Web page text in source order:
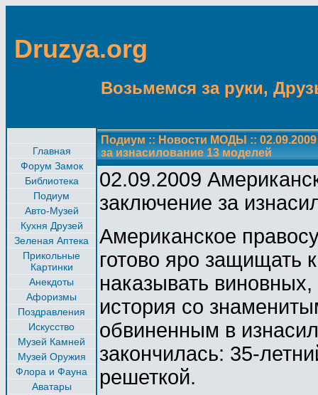
Druzya.org
Возьмемся за руки,
Главная
Форум Замок
Библиотека
Подиум
Авто-Музей
Кухня Друзей
Зеленая Аптека
Прикольные
Картинки
Анекдоты
Афоризмы
Поздравления
Искусство
Музей Камней
Музей Оружия
Флора и Фауна
Аватары
Подиум :: Новости МОДЫ ::
за изнасилование 13 моделей
02.09.2009
заключение за
Американское
готово яро защищать
наказывать
история со
обвиненным в
закончилась: 35-
решеткой.